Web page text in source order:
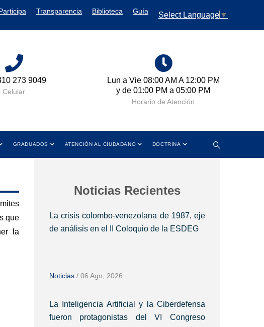
Transparencia Biblioteca Guía Select Language ▼
273 9049
Celular
Lun a Vie 08:00 AM A 12:00 PM
y de 01:00 PM a 05:00 PM
Horario de Atención
GRADUADOS ATENCIÓN AL CIUDADANO DOCTRINA
que
la
Noticias Recientes
La crisis colombo-venezolana de 1987, eje
de análisis en el II Coloquio de la ESDEG
Noticias / 06 Ago, 2026
La Inteligencia Artificial y la Ciberdefensa
fueron protagonistas del VI Congreso